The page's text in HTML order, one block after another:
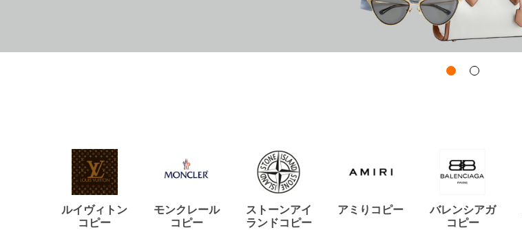
ルイヴィトン
コピー
モンクレール
コピー
ストーンアイ
ランドコピー
アミりコピー
バレンシアガ
コピー